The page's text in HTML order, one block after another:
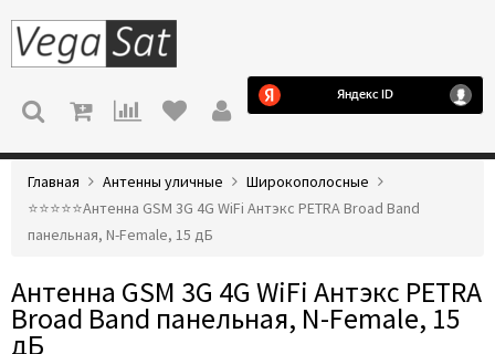
МЕНЮ
Главная Антенны уличные
Широкополосные
⭐️⭐️⭐️⭐️⭐️Антенна GSM 3G 4G WiFi Антэкс PETRA Broad Band
панельная, N-Female, 15 дБ
Антенна GSM 3G 4G WiFi Антэкс PETRA
Broad Band панельная, N-Female, 15
дБ